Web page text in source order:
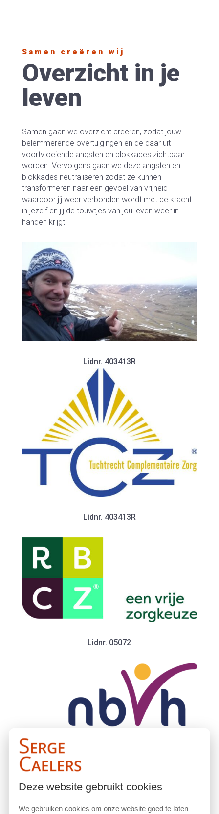
Samen creëren wij
Overzicht in je
leven
Samen gaan we overzicht creëren, zodat jouw
belemmerende overtuigingen en de daar uit
voortvloeiende angsten en blokkades zichtbaar
worden. Vervolgens gaan we deze angsten en
blokkades neutraliseren zodat ze kunnen
transformeren naar een gevoel van vrijheid
waardoor jij weer verbonden wordt met de kracht
in jezelf en jij de touwtjes van jou leven weer in
handen krijgt.
Lidnr. 403413R
Lidnr. 403413R
Lidnr. 05072
Deze website gebruikt cookies
We gebruiken cookies om onze website goed te laten